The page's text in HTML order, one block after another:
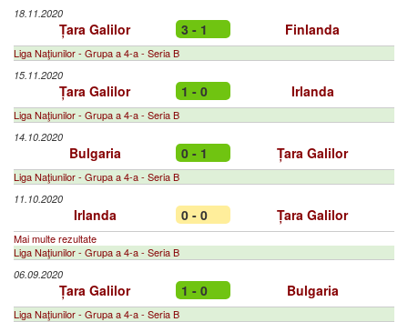
18.11.2020
Țara Galilor 3 - 1 Finlanda
Liga Naţiunilor - Grupa a 4-a - Seria B
15.11.2020
Țara Galilor 1 - 0 Irlanda
Liga Naţiunilor - Grupa a 4-a - Seria B
14.10.2020
Bulgaria 0 - 1 Țara Galilor
Liga Naţiunilor - Grupa a 4-a - Seria B
11.10.2020
Irlanda 0 - 0 Țara Galilor
Mai multe rezultate
Liga Naţiunilor - Grupa a 4-a - Seria B
06.09.2020
Țara Galilor 1 - 0 Bulgaria
Liga Naţiunilor - Grupa a 4-a - Seria B